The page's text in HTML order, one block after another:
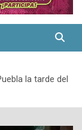
la tarde del